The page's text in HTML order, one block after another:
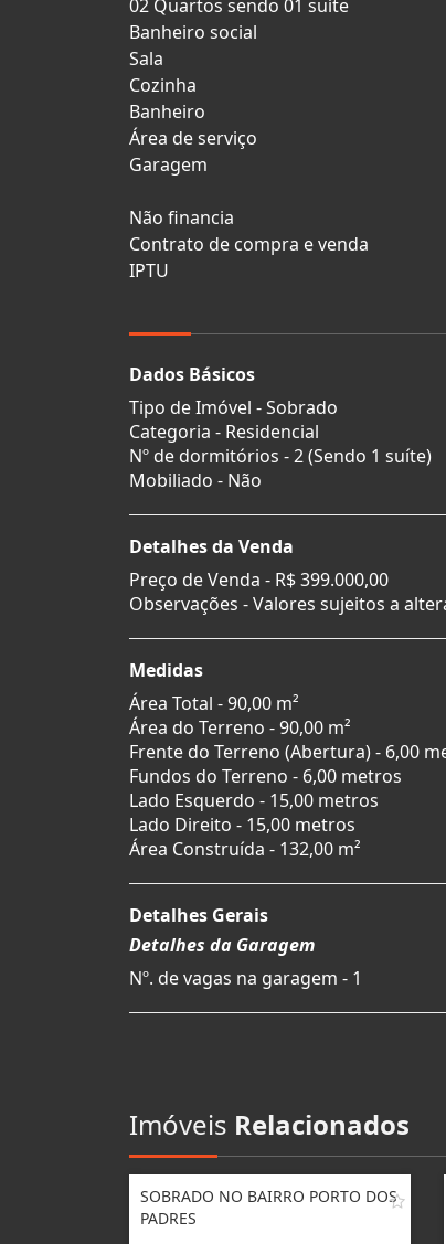
02 Quartos sendo 01 suíte
Banheiro social
Sala
Cozinha
Banheiro
Área de serviço
Garagem
Não financia
Contrato de compra e venda
IPTU
Dados Básicos
Tipo de Imóvel - Sobrado
Categoria - Residencial
Nº de dormitórios - 2 (Sendo 1 suíte)
Mobiliado - Não
Detalhes da Venda
Preço de Venda - R$ 399.000,00
Observações - Valores sujeitos a
Medidas
Área Total - 90,00 m²
Área do Terreno - 90,00 m²
Frente do Terreno (Abertura) - 6,00
Fundos do Terreno - 6,00 metros
Lado Esquerdo - 15,00 metros
Lado Direito - 15,00 metros
Área Construída - 132,00 m²
Detalhes Gerais
Detalhes da Garagem
Nº. de vagas na garagem - 1
Imóveis Relacionados
SOBRADO NO BAIRRO PORTO DOS
PADRES